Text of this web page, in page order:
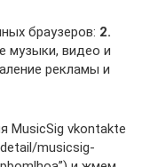
браузеров: 2.
музыки, видео и
рекламы и
MusicSig vkontakte
musicsig-